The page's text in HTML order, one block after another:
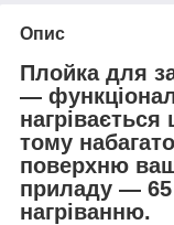
Опис
Плойка для
—
тому
поверхню
приладу —
нагріванню.